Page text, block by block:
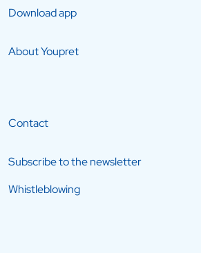
Download app
About Youpret
Contact
Subscribe to the newsletter
Whistleblowing